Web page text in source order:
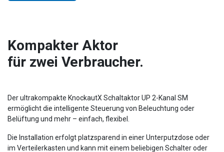
Kompakter Aktor
für zwei Verbraucher.
Der ultrakompakte KnockautX Schaltaktor UP 2-Kanal SM
ermöglicht die intelligente Steuerung von Beleuchtung oder
Belüftung und mehr – einfach, flexibel.
Die Installation erfolgt platzsparend in einer Unterputzdose oder
im Verteilerkasten und kann mit einem beliebigen Schalter oder